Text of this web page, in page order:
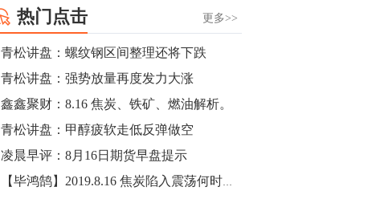
幅扩大至4.4%。
10:43
【行情】芝加哥11月大豆期货跌0.4%，12
月玉米期货跌1%。
10:43
【行情】油脂油料期货表现抢眼，豆二期
2.5%，棕榈油涨近2%，菜粕涨1.54%。
更多>>
热门点击
青松讲盘：螺纹钢区间整理还将下跌
青松讲盘：强势放量再度发力大涨
鑫鑫聚财：8.16 焦炭、铁矿、燃油解析。
青松讲盘：甲醇疲软走低反弹做空
凌晨早评：8月16日期货早盘提示
【毕鸿鹄】2019.8.16 焦炭陷入震荡何时突破